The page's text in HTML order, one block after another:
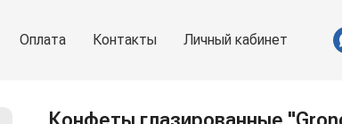
Оплата Контакты Личный кабинет